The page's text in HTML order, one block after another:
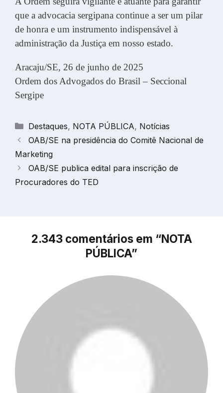
que a advocacia sergipana continue a ser um pilar
de honra e um instrumento indispensável à
administração da Justiça em nosso estado.
Aracaju/SE, 26 de junho de 2025
Ordem dos Advogados do Brasil – Seccional
Sergipe
Categorias
Destaques, NOTA PÚBLICA, Notícias
OAB/SE na presidência do Comitê Nacional de
Marketing
OAB/SE publica edital para inscrição de
Procuradores do TED
2.343 comentários em “NOTA
PÚBLICA”